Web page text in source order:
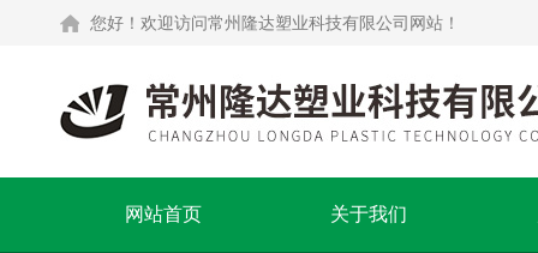
您好！欢迎访问常州隆达塑业科技有限公司网站！
网站首页 关于我们